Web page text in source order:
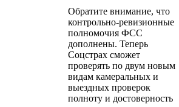
Обратите внимание, что
контрольно-ревизионные
полномочия ФСС
дополнены. Теперь
Соцстрах сможет
проверять по двум новым
видам камеральных и
выездных проверок
полноту и достоверность